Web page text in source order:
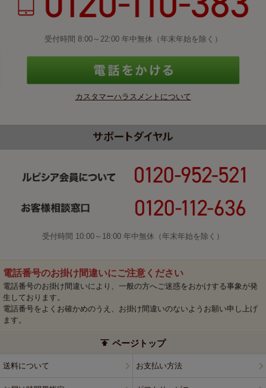
受付時間 8:00～22:00 年中無休（年末年始を除く）
カスタマーハラスメントについて
受付時間 10:00～18:00 年中無休（年末年始を除く）
電話番号のお掛け間違いにご注意ください
電話番号のお掛け間違いにより、一般の方へご迷惑をおかけする事象が発
生しております。
電話番号をよくお確かめのうえ、お掛け間違いのないようお願い申し上げ
ます。
ページトップ
送料について お支払い方法